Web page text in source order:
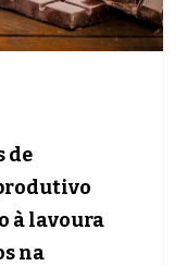
de
à lavoura
na